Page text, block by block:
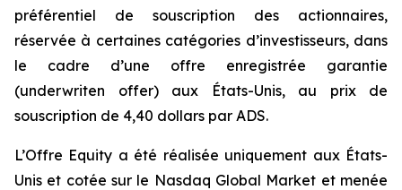
préférentiel de souscription des actionnaires,
réservée à certaines catégories d’investisseurs, dans
le cadre d’une offre enregistrée garantie
(underwriten offer) aux États-Unis, au prix de
souscription de 4,40 dollars par ADS.
L’Offre Equity a été réalisée uniquement aux États-
Unis et cotée sur le Nasdaq Global Market et menée